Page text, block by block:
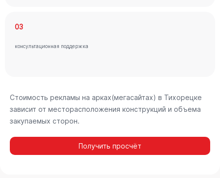
03
консультационная поддержка
Стоимость рекламы на арках(мегасайтах) в Тихорецке
зависит от месторасположения конструкций и объема
закупаемых сторон.
Получить просчёт